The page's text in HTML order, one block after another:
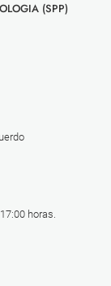
(SPP)
horas.